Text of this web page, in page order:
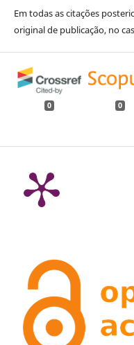
Em todas as citações
original de publicação, no
0 0